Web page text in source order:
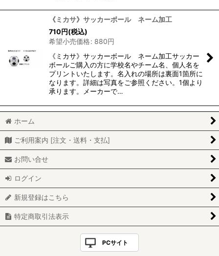
《ミカサ》サッカーボール ネーム加工
710円(税込)
希望小売価格: 880円
《ミカサ》サッカーボール ネーム加工サッカー
ボールご購入の方に学校名やチーム名、個人名を
プリントいたします。名入れの場所は裏面1箇所に
なります。詳細は写真をご参照ください。1個より
承ります。メーカーで…
ホーム
ご利用案内 [注文・送料・支払]
お問い合せ
ログイン
新規登録はこちら
特定商取引法表示
PCサイト